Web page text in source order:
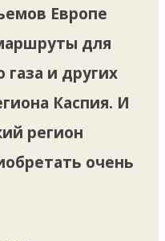
Европе
для
газа и других
Каспия. И
регион
очень